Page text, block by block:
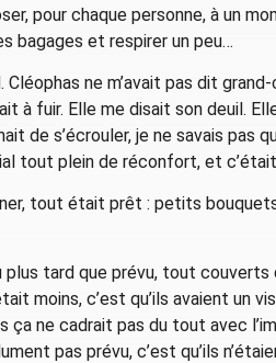
pour chaque personne, à un
bagages et respirer un peu…
Cléophas ne m’avait pas dit
à fuir. Elle me disait son deuil.
de s’écrouler, je ne savais pas
tout plein de réconfort, et
tout était prêt : petits
plus tard que prévu, tout couverts
moins, c’est qu’ils avaient un
ça ne cadrait pas du tout avec
pas prévu, c’est qu’ils